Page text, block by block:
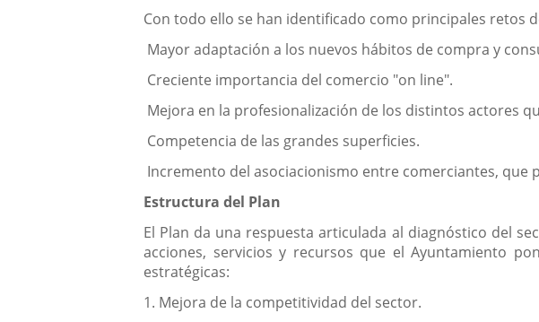
Con todo ello se han identificado como principales retos
Mayor adaptación a los nuevos hábitos de compra y
­ Creciente importancia del comercio "on line".
Mejora en la profesionalización de los distintos actores
­ Competencia de las grandes superficies.
Incremento del asociacionismo entre comerciantes,
Estructura del Plan
El Plan da una respuesta articulada al diagnóstico del
acciones, servicios y recursos que el Ayuntamiento
estratégicas:
1. Mejora de la competitividad del sector.